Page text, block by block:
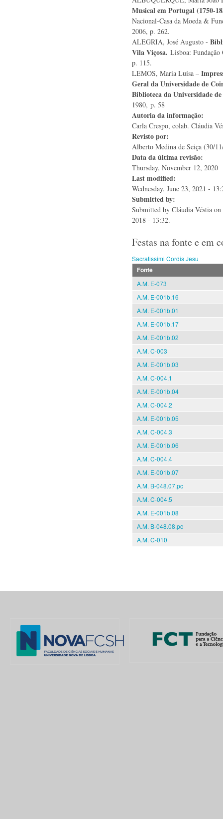
Musical em Portugal (1750-
Nacional-Casa da Moeda &
2006, p. 262.
ALEGRIA, José Augusto -
Vila Viçosa. Lisboa:
p. 115.
LEMOS, Maria Luísa –
Geral da Universidade de
Biblioteca da Universidade
1980, p. 58
Autoria da informação:
Carla Crespo, colab. Cláudia
Revisto por:
Alberto Medina de Seiça (30/
Data da última revisão:
Thursday, November 12, 2020
Last modified:
Wednesday, June 23, 2021 -
Submitted by:
Submitted by Cláudia Véstia on
2018 - 13:32.
Festas na fonte e em
Sacratissimi Cordis Jesu
Fonte
A.M. E-073
A.M. E-001b.16
A.M. E-001b.01
A.M. E-001b.17
A.M. E-001b.02
A.M. C-003
A.M. E-001b.03
A.M. C-004.1
A.M. E-001b.04
A.M. C-004.2
A.M. E-001b.05
A.M. C-004.3
A.M. E-001b.06
A.M. C-004.4
A.M. E-001b.07
A.M. B-048.07.pc
A.M. C-004.5
A.M. E-001b.08
A.M. B-048.08.pc
A.M. C-010